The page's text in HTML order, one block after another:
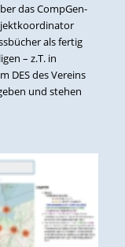
das CompGen-
als fertig
– z.T. in
DES des Vereins
und stehen